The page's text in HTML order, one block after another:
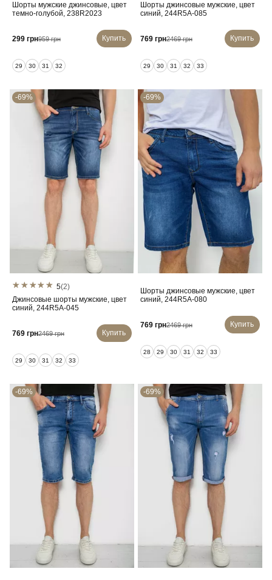
Шорты мужские джинсовые, цвет
темно-голубой, 238R2023
299 грн959 грн Купить
29 30 31 32
Шорты джинсовые мужские, цвет
синий, 244R5A-085
769 грн2469 грн Купить
29 30 31 32 33
-69%
5(2)
Джинсовые шорты мужские, цвет
синий, 244R5A-045
769 грн2469 грн Купить
29 30 31 32 33
-69%
Шорты джинсовые мужские, цвет
синий, 244R5A-080
769 грн2469 грн Купить
28 29 30 31 32 33
-69% -69%